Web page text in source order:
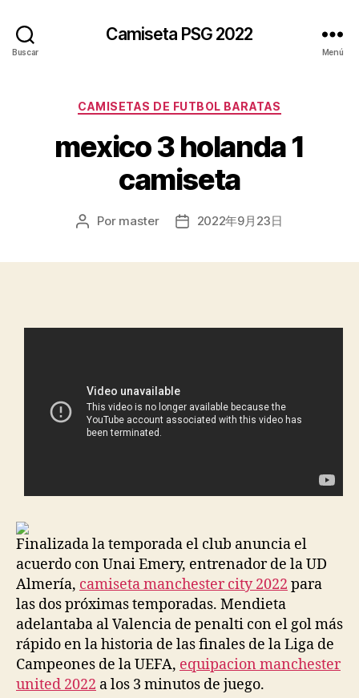
Buscar
Camiseta PSG 2022
Menú
Categorías
CAMISETAS DE FUTBOL BARATAS
mexico 3 holanda 1
camiseta
Autor
Por master
Fecha2022年9月23日
Finalizada la temporada el club anuncia el
acuerdo con Unai Emery, entrenador de la UD
Almería, camiseta manchester city 2022 para
las dos próximas temporadas. Mendieta
adelantaba al Valencia de penalti con el gol más
rápido en la historia de las finales de la Liga de
Campeones de la UEFA, equipacion manchester
united 2022 a los 3 minutos de juego.